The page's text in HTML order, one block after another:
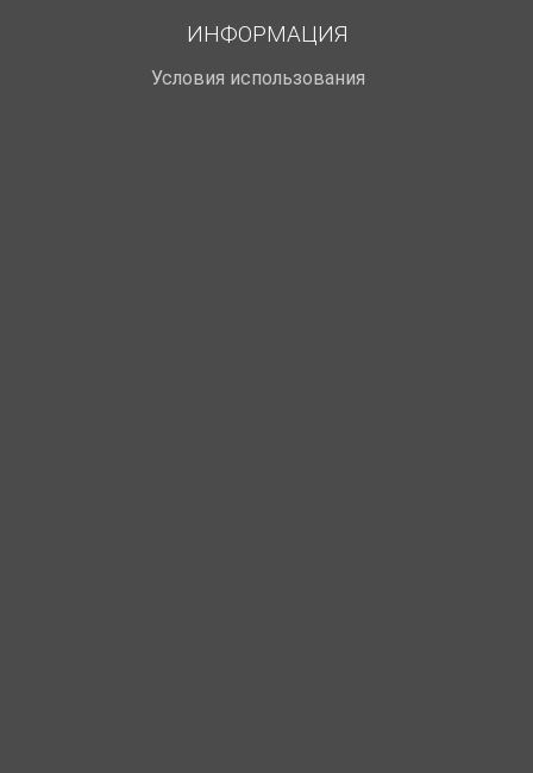
ИНФОРМАЦИЯ
Условия использования